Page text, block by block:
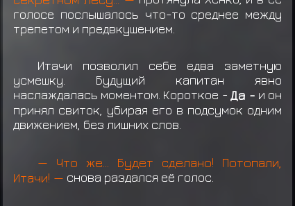
ранга C
Учиха Шисуи
теряет
Учиха Шисуиполучил свиток миссии C
ранга
голосе послышалось что-то среднее между
трепетом и предвкушением.
Итачи позволил себе едва заметную
усмешку. Будущий капитан явно
наслаждалась моментом. Короткое -Да - и он
принял свиток, убирая его в подсумок одним
движением, без лишних слов.
— Что же... Будет сделано! Потопали,
Итачи! — снова раздался её голос.